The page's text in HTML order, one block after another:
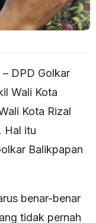
DPD Golkar
Wali Kota
Kota Rizal
Hal itu
Balikpapan
benar-benar
tidak pernah